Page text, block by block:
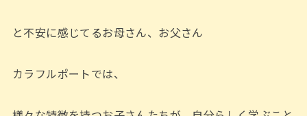
と不安に感じてるお母さん、お父さん
カラフルポートでは、